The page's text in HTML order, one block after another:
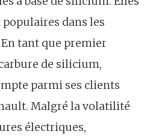
dans les
tant que premier
de silicium,
parmi ses clients
Malgré la volatilité
électriques,